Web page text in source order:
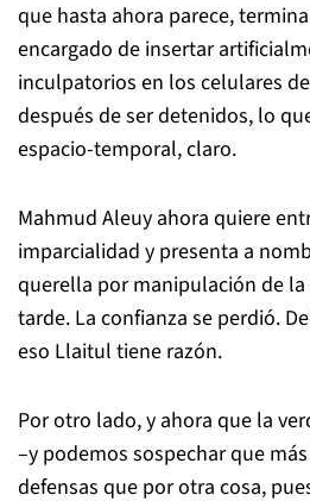
que hasta ahora parece,
encargado de insertar
inculpatorios en los celulares
después de ser detenidos, lo
espacio-temporal, claro.
Mahmud Aleuy ahora quiere
imparcialidad y presenta a
querella por manipulación de la
tarde. La confianza se perdió.
eso Llaitul tiene razón.
Por otro lado, y ahora que la
–y podemos sospechar que
defensas que por otra cosa,